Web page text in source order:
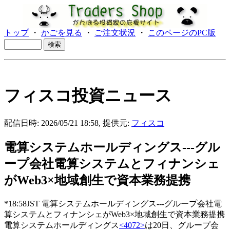
トップ・ かごを見る ・ ご注文状況 ・ このページのPC版
フィスコ投資ニュース
配信日時: 2026/05/21 18:58, 提供元: フィスコ
電算システムホールディングス---グル
ープ会社電算システムとフィナンシェ
がWeb3×地域創生で資本業務提携
*18:58JST 電算システムホールディングス---グループ会社電
算システムとフィナンシェがWeb3×地域創生で資本業務提携
電算システムホールディングス<4072>は20日、グループ会